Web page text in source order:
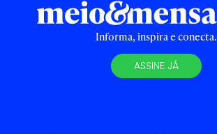
Informa, inspira e conecta.
ASSINE JÁ